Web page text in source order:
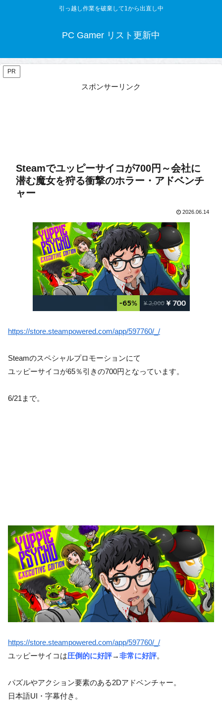
引っ越し作業を破棄して1から出直し中
PC Gamer リスト更新中
PR
スポンサーリンク
Steamでユッピーサイコが700円～会社に
潜む魔女を狩る衝撃のホラー・アドベンチ
ャー
2026.06.14
https://store.steampowered.com/app/597760/_/
Steamのスペシャルプロモーションにて
ユッピーサイコが65％引きの700円となっています。
6/21まで。
https://store.steampowered.com/app/597760/_/
ユッピーサイコは圧倒的に好評→非常に好評。
パズルやアクション要素のある2Dアドベンチャー。
日本語UI・字幕付き。